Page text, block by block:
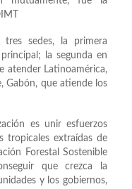
tres sedes, la primera
la segunda en
atender Latinoamérica,
Gabón, que atiende los
es unir esfuerzos
tropicales extraídas de
Forestal Sostenible
que crezca la
y los gobiernos,